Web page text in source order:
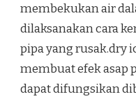
membekukan air
dilaksanakan cara
pipa yang rusak.dry
membuat efek asap
dapat difungsikan